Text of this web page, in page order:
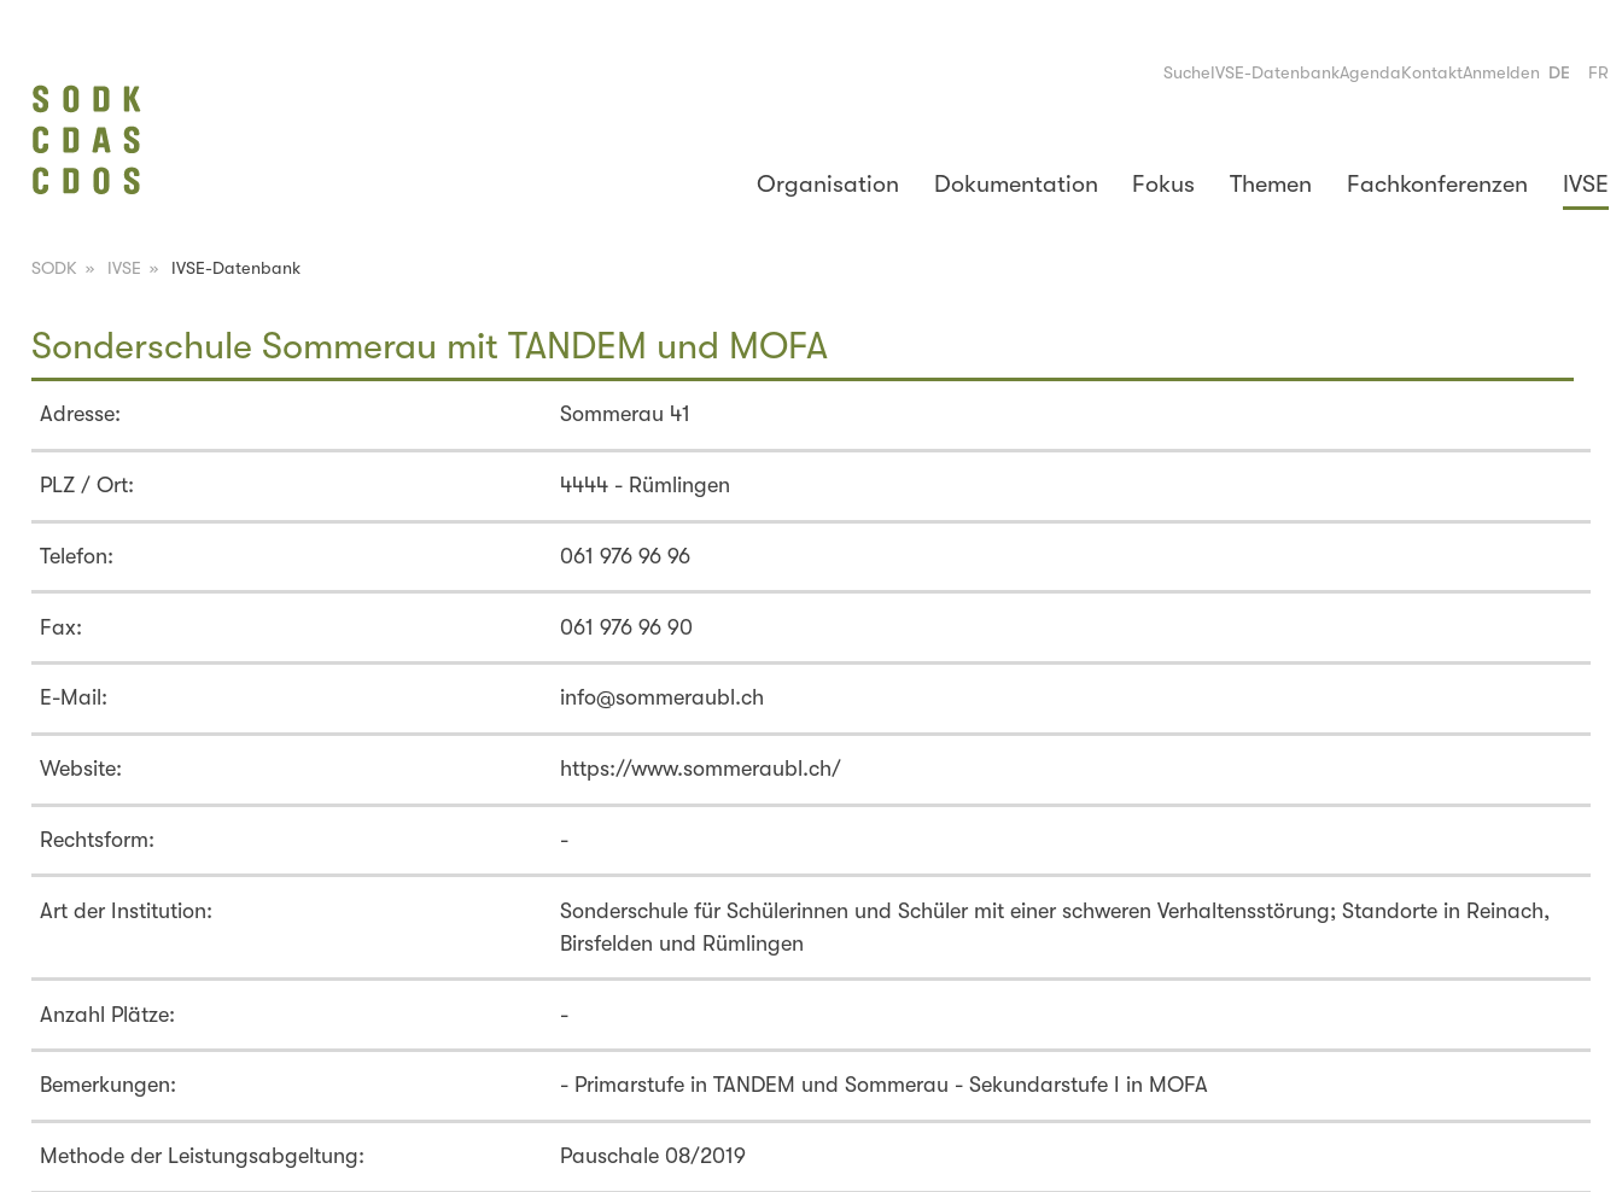
SucheIVSE-DatenbankAgendaKontaktAnmelden DE FR
Organisation Dokumentation Fokus Themen Fachkonferenzen IVSE
SODK » IVSE » IVSE-Datenbank
Sonderschule Sommerau mit TANDEM und MOFA
Adresse: Sommerau 41
PLZ / Ort: 4444 - Rümlingen
Telefon: 061 976 96 96
Fax: 061 976 96 90
E-Mail: info@sommeraubl.ch
Website: https://www.sommeraubl.ch/
Rechtsform: -
Art der Institution:
Sonderschule für Schülerinnen und Schüler mit einer schweren Verhaltensstörung; Standorte in Reinach,
Birsfelden und Rümlingen
Anzahl Plätze: -
Bemerkungen: - Primarstufe in TANDEM und Sommerau - Sekundarstufe I in MOFA
Methode der Leistungsabgeltung: Pauschale 08/2019